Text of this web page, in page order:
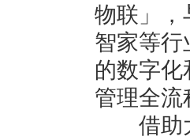
物联」，
智家等行
的数字
管理全流
借助大